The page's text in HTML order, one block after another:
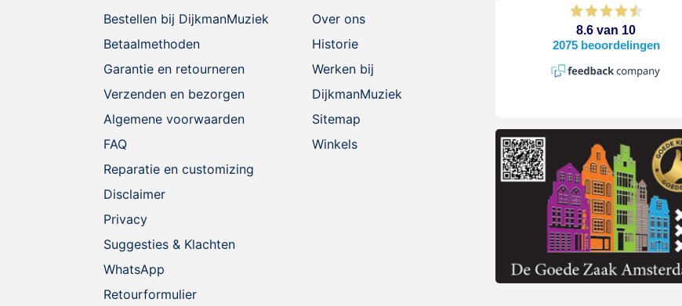
Bestellen bij DijkmanMuziek
Betaalmethoden
Garantie en retourneren
Verzenden en bezorgen
Algemene voorwaarden
FAQ
Reparatie en customizing
Disclaimer
Privacy
Suggesties & Klachten
WhatsApp
Retourformulier
Over ons
Historie
Werken bij
DijkmanMuziek
Sitemap
Winkels